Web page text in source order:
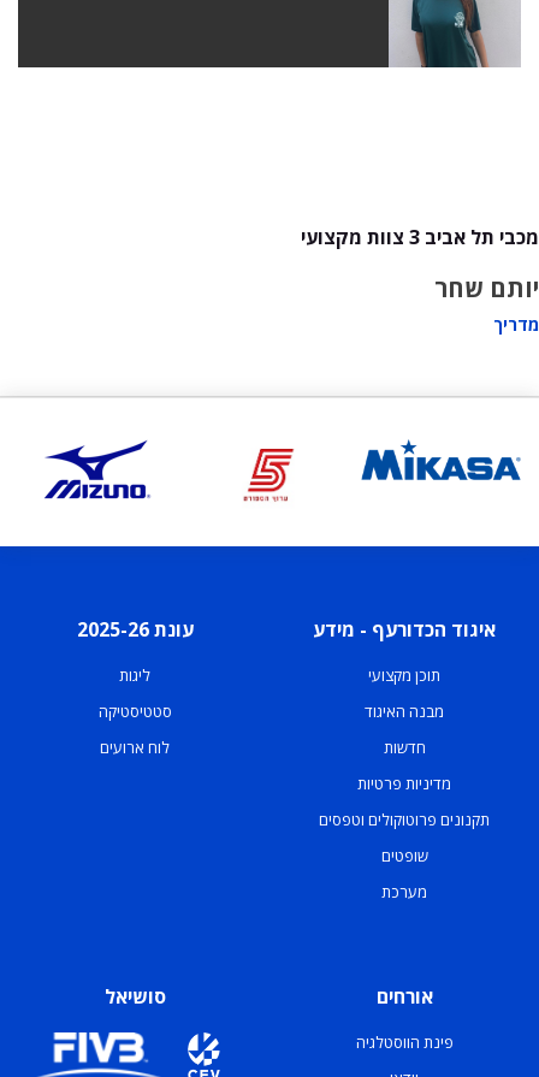
מכבי תל אביב 3 צוות מקצועי
יותם שחר
מדריך
איגוד הכדורעף - מידע
תוכן מקצועי
מבנה האיגוד
חדשות
מדיניות פרטיות
תקנונים פרוטוקולים וטפסים
שופטים
מערכת
עונת 2025-26
ליגות
סטטיסטיקה
לוח ארועים
אורחים
פינת הווסטלגיה
סושיאל